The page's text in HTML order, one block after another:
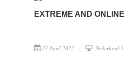
EXTREME AND ONLINE
22 April 2022 Nederland 3